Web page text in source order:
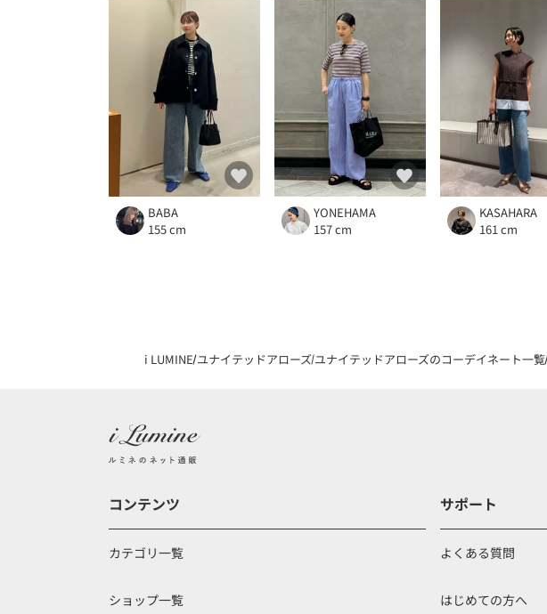
BABA
155 cm
YONEHAMA
157 cm
KASAHARA
161 cm
i LUMINE ユナイテッドアローズ ユナイテッドアローズのコーデイネート一覧
コンテンツ
カテゴリ一覧
ショップ一覧
サポート
よくある質問
はじめての方へ